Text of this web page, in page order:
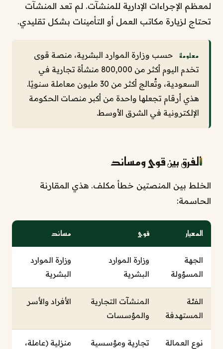
لمعظم الإجراءات الإدارية للمنشآت. لم تعد المنشآت
تحتاج لزيارة مكاتب العمل أو التأمينات بشكل تقليدي.
معلومة
حسب وزارة الموارد البشرية، منصة قوى
تخدم اليوم أكثر من 800,000 منشأة تجارية في
السعودية، وتُعالج أكثر من 30 مليون معاملة سنويًا.
هذي أرقام تجعلها واحدة من أكبر منصات الحكومة
الإلكترونية في الشرق الأوسط.
الفرق بين قوى ومساند
الخلط بين المنصتين خطأ مكلف. هذي المقارنة
الحاسمة:
المعيار قوى مساند
الجهة
المسؤولة
وزارة الموارد
البشرية
وزارة الموارد
البشرية
الفئة
المستهدفة
المنشآت التجارية
والمؤسسات
الأفراد والأسر
نوع العمالة
تجارية ومؤسسية
منزلية (عاملة،